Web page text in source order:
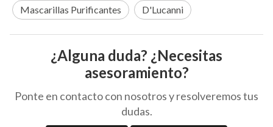
Mascarillas Purificantes D'Lucanni
¿Alguna duda? ¿Necesitas
asesoramiento?
Ponte en contacto con nosotros y resolveremos tus
dudas.